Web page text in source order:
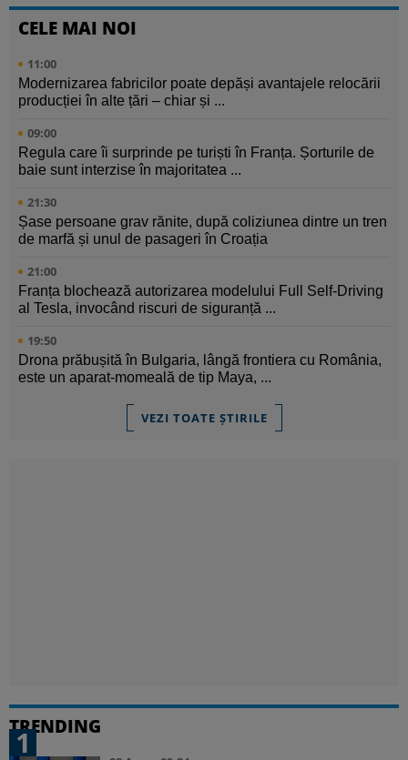
CELE MAI NOI
11:00
Modernizarea fabricilor poate depăși avantajele relocării
producției în alte țări – chiar și ...
09:00
Regula care îi surprinde pe turiști în Franța. Șorturile de
baie sunt interzise în majoritatea ...
21:30
Șase persoane grav rănite, după coliziunea dintre un tren
de marfă și unul de pasageri în Croația
21:00
Franța blochează autorizarea modelului Full Self-Driving
al Tesla, invocând riscuri de siguranță ...
19:50
Drona prăbușită în Bulgaria, lângă frontiera cu România,
este un aparat-momeală de tip Maya, ...
VEZI TOATE ȘTIRILE
TRENDING
1